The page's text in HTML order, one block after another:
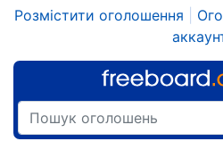
Розмістити оголошення